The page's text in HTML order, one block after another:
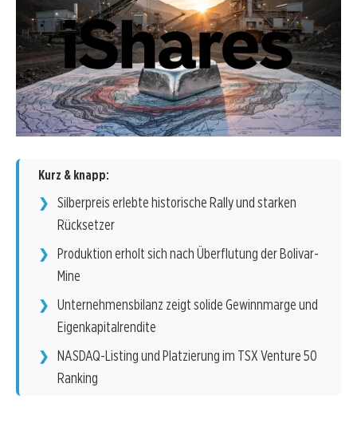
Kurz & knapp:
Silberpreis erlebte historische Rally und starken
Rücksetzer
Produktion erholt sich nach Überflutung der Bolivar-
Mine
Unternehmensbilanz zeigt solide Gewinnmarge und
Eigenkapitalrendite
NASDAQ-Listing und Platzierung im TSX Venture 50
Ranking